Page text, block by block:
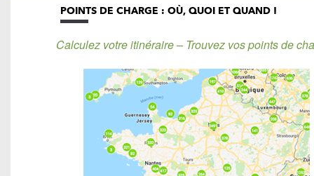
POINTS DE CHARGE : OÙ, QUOI ET QUAND !
Calculez votre itinéraire – Trouvez vos points de